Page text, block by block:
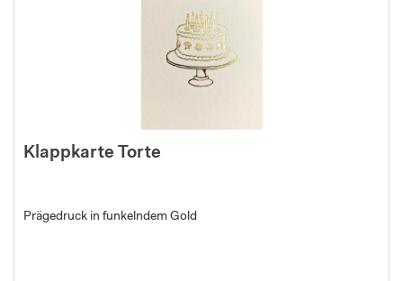
Klappkarte Torte
Prägedruck in funkelndem Gold